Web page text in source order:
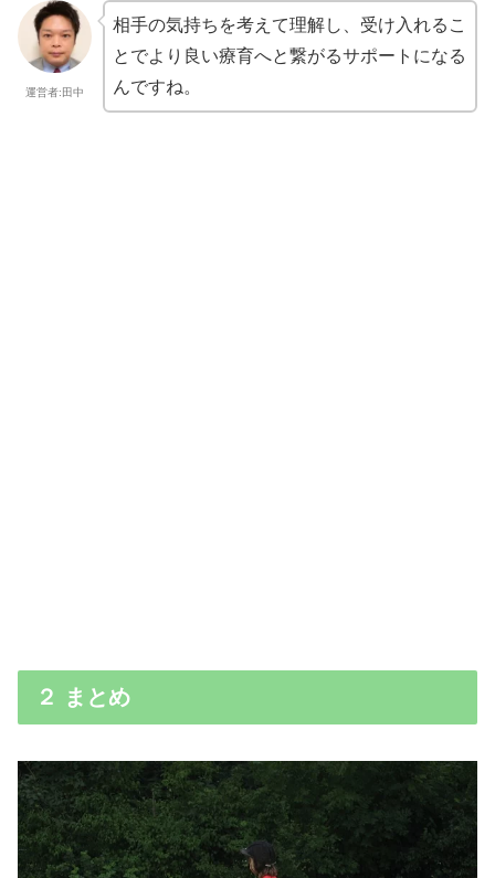
運営者:田中
相手の気持ちを考えて理解し、受け入れるこ
とでより良い療育へと繋がるサポートになる
んですね。
２ まとめ